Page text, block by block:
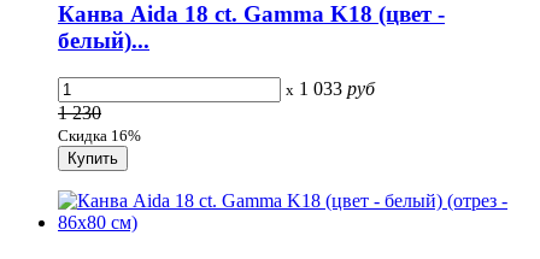
Канва Aida 18 сt. Gamma K18 (цвет -
белый)...
x 1 033 руб
1 230
Скидка 16%